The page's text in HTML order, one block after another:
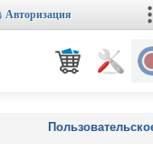
Авторизация